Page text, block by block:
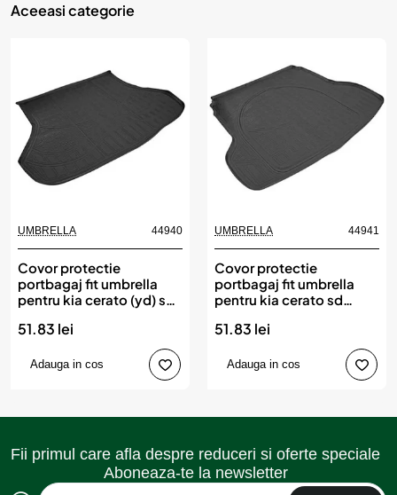
Aceeasi categorie
UMBRELLA 44940
Covor protectie
portbagaj fit umbrella
pentru kia cerato (yd) sd
51.83 lei
Adauga in cos
UMBRELLA 44941
Covor protectie
portbagaj fit umbrella
pentru kia cerato sd
51.83 lei
Adauga in cos
Fii primul care afla despre reduceri si oferte speciale
Aboneaza-te la newsletter